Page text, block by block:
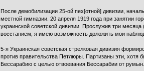
После демобилизации 25-ой пех[отной] дивизии,
местной гимназии. 20 апреля 1919 года при занятии
украинской советской дивизии. Прослужив три
восстанием, я имею возможность доложить мои
5-я Украинская советская стрелковая дивизия
против правительства Петлюры. Партизаны эти, хотя
Бессарабию с целью отвоевания Бессарабии от румын.